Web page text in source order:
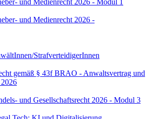
und Medienrecht 2026 - Modul 1
und Medienrecht 2026 -
StrafverteidigerInnen
gemäß § 43f BRAO - Anwaltsvertrag und
und Gesellschaftsrecht 2026 - Modul 3